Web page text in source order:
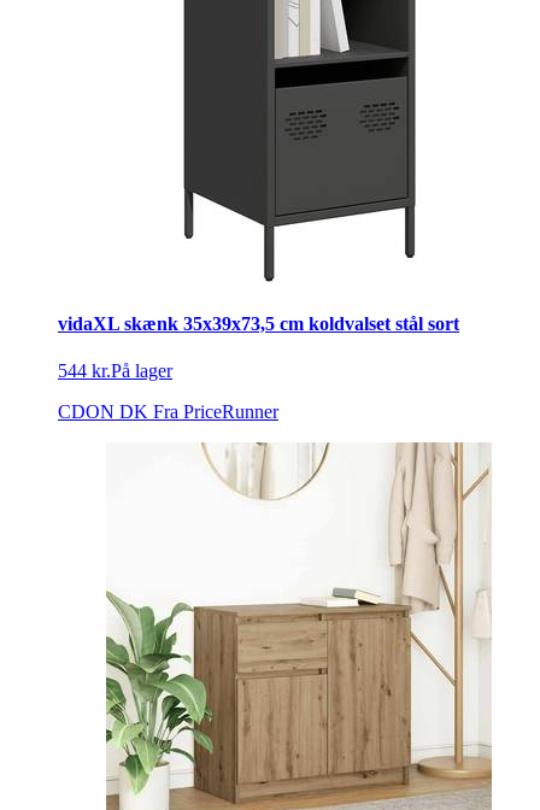
vidaXL skænk 35x39x73,5 cm koldvalset stål sort
544 kr.På lager
CDON DK Fra PriceRunner